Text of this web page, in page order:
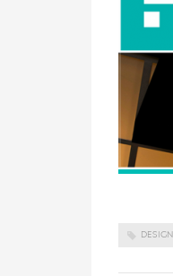
DESIGN